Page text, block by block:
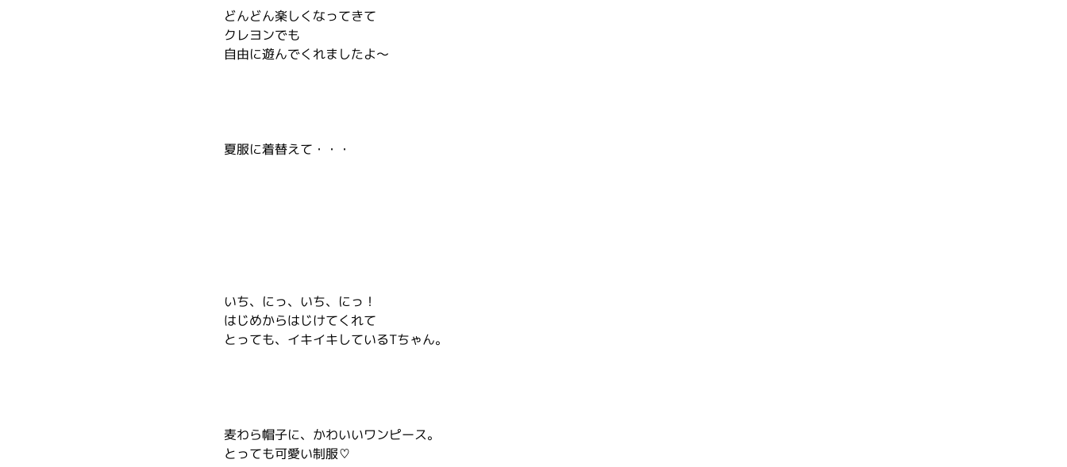
どんどん楽しくなってきて
クレヨンでも
自由に遊んでくれましたよ～
夏服に着替えて・・・
いち、にっ、いち、にっ！
はじめからはじけてくれて
とっても、イキイキしているTちゃん。
麦わら帽子に、かわいいワンピース。
とっても可愛い制服♡